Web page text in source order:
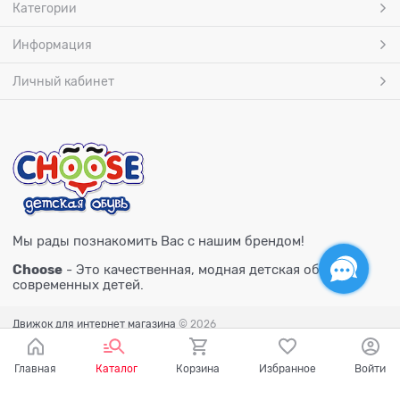
Категории
Информация
Личный кабинет
Мы рады познакомить Вас с нашим брендом!
Choose - Это качественная, модная детская обувь для
современных детей.
Движок для интернет магазина © 2026
Главная Каталог Корзина Избранное Войти